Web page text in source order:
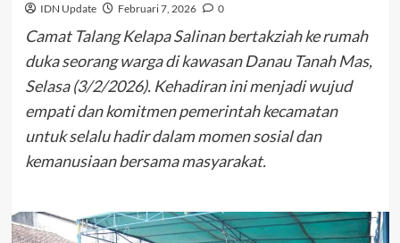
IDN Update Februari 7, 2026 0
Camat Talang Kelapa Salinan bertakziah ke rumah
duka seorang warga di kawasan Danau Tanah Mas,
Selasa (3/2/2026). Kehadiran ini menjadi wujud
empati dan komitmen pemerintah kecamatan
untuk selalu hadir dalam momen sosial dan
kemanusiaan bersama masyarakat.